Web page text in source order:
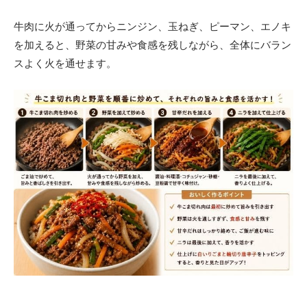
牛肉に火が通ってからニンジン、玉ねぎ、ピーマン、エノキ
を加えると、野菜の甘みや食感を残しながら、全体にバラン
スよく火を通せます。